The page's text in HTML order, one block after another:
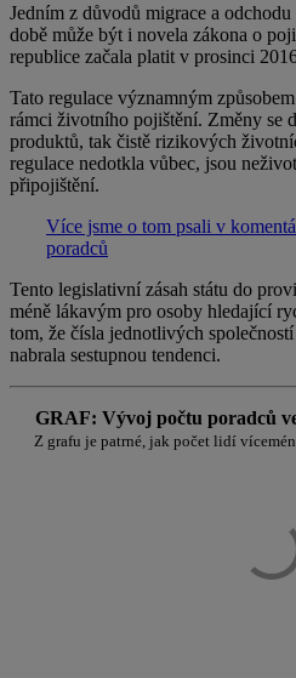
Jedním z důvodů migrace a
době může být i novela zákona o
republice začala platit v prosinci
Tato regulace významným
rámci životního pojištění. Změny se
produktů, tak čistě rizikových
regulace nedotkla vůbec, jsou
připojištění.
Více jsme o tom psali v
poradců
Tento legislativní zásah státu do
méně lákavým pro osoby hledající
tom, že čísla jednotlivých
nabrala sestupnou tendenci.
GRAF: Vývoj počtu poradců
Z grafu je patrné, jak počet lidí